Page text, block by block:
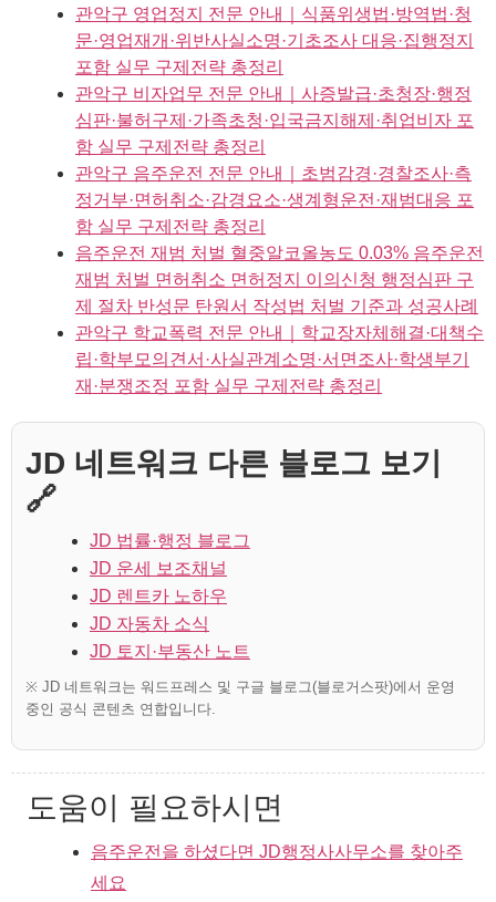
관악구 영업정지 전문 안내｜식품위생법·방역법·청
문·영업재개·위반사실소명·기초조사 대응·집행정지
포함 실무 구제전략 총정리
관악구 비자업무 전문 안내｜사증발급·초청장·행정
심판·불허구제·가족초청·입국금지해제·취업비자 포
함 실무 구제전략 총정리
관악구 음주운전 전문 안내｜초범감경·경찰조사·측
정거부·면허취소·감경요소·생계형운전·재범대응 포
함 실무 구제전략 총정리
음주운전 재범 처벌 혈중알코올농도 0.03% 음주운전
재범 처벌 면허취소 면허정지 이의신청 행정심판 구
제 절차 반성문 탄원서 작성법 처벌 기준과 성공사례
관악구 학교폭력 전문 안내｜학교장자체해결·대책수
립·학부모의견서·사실관계소명·서면조사·학생부기
재·분쟁조정 포함 실무 구제전략 총정리
JD 네트워크 다른 블로그 보기
🔗
JD 법률·행정 블로그
JD 운세 보조채널
JD 렌트카 노하우
JD 자동차 소식
JD 토지·부동산 노트
※ JD 네트워크는 워드프레스 및 구글 블로그(블로거스팟)에서 운영
중인 공식 콘텐츠 연합입니다.
도움이 필요하시면
음주운전을 하셨다면 JD행정사사무소를 찾아주
세요